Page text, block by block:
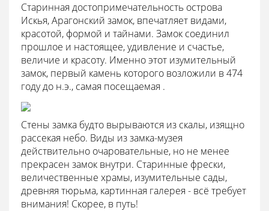
Старинная достопримечательность острова
Искья, Арагонский замок, впечатляет видами,
красотой, формой и тайнами. Замок соединил
прошлое и настоящее, удивление и счастье,
величие и красоту. Именно этот изумительный
замок, первый камень которого возложили в 474
году до н.э., самая посещаемая .
Стены замка будто вырываются из скалы, изящно
рассекая небо. Виды из замка-музея
действительно очаровательные, но не менее
прекрасен замок внутри. Старинные фрески,
величественные храмы, изумительные сады,
древняя тюрьма, картинная галерея - всё требует
внимания! Скорее, в путь!